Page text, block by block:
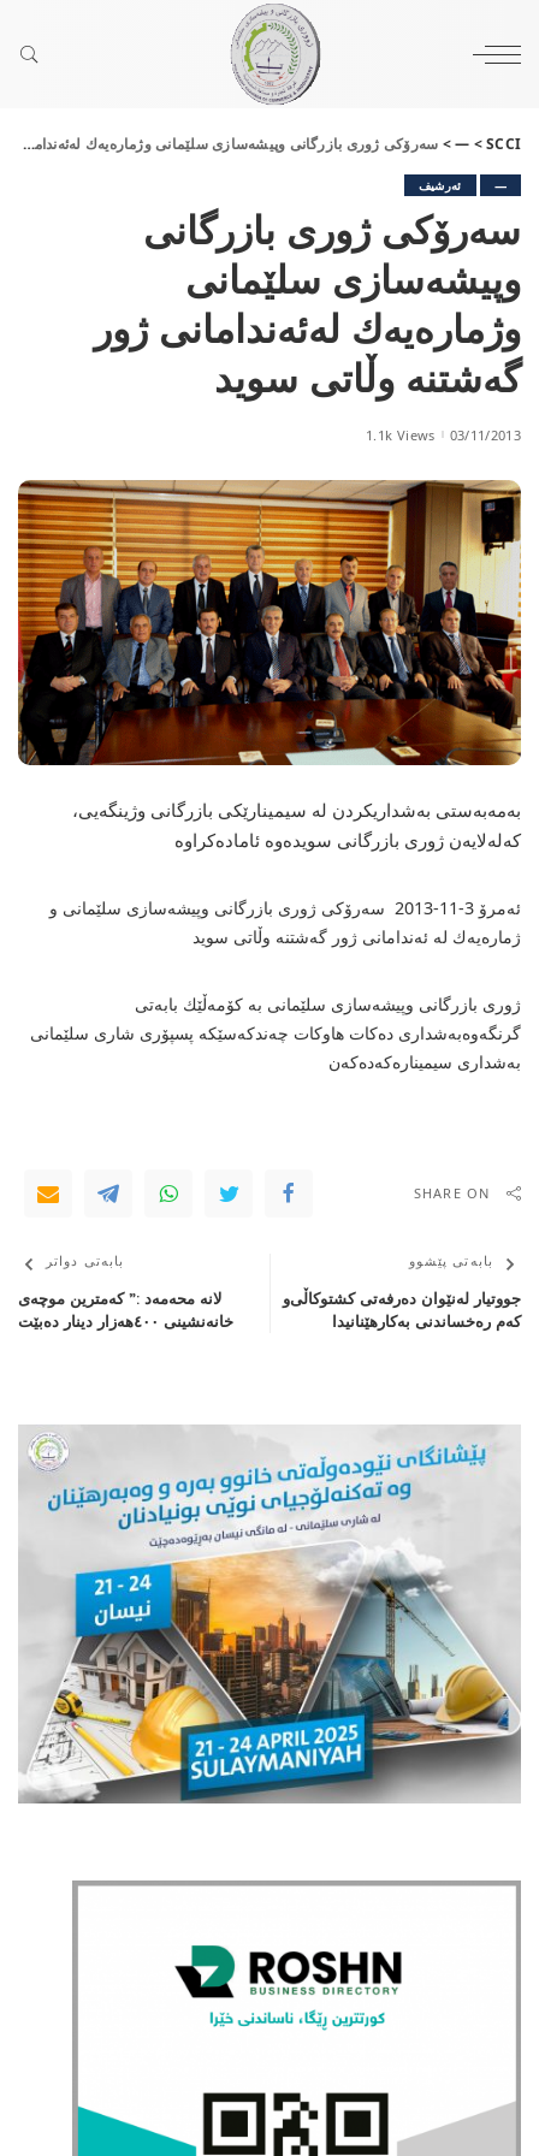
SCCI
>
—
> سەرۆكی ژوری بازرگانی وپیشەسازی سلێمانی وژمارەیەك لەئەندامانی ژور گەشتنە وڵاتی سوید
— ئەرشیف
سەرۆكی ژوری بازرگانی
وپیشەسازی سلێمانی
وژمارەیەك لەئەندامانی ژور
گەشتنە وڵاتی سوید
03/11/2013
1.1k Views
بەمەبەستی بەشداریكردن لە سیمینارێكی بازرگانی وژینگەیی،
كەلەلایەن ژوری بازرگانی سویدەوە ئامادەكراوە
ئەمرۆ 3-11-2013 سەرۆكی ژوری بازرگانی وپیشەسازی سلێمانی و
ژمارەیەك لە ئەندامانی ژور گەشتنە وڵاتی سوید
ژوری بازرگانی وپیشەسازی سلێمانی بە كۆمەڵێك بابەتی
گرنگەوەبەشداری دەكات هاوكات چەندكەسێكە پسپۆری شاری سلێمانی
بەشداری سیمینارەكەدەكەن
SHARE ON
بابەتی پێشوو
جووتیار له‌نێوان ده‌رفه‌تی‌ كشتوكاڵی‌‌و
كه‌م ره‌خساندنی‌ به‌كارهێنانیدا ‌
بابەتی دواتر
لانە محەمەد :” کەمترین موچەی
خانەنشینی ٤٠٠ھەزار دینار دەبێت